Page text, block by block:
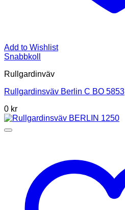
Add to Wishlist
Snabbkoll
Rullgardinväv
Rullgardinsväv Berlin C BO 5853
0 kr